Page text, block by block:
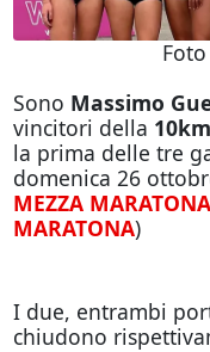
Sono Massimo
vincitori della 10km
la prima delle tre
domenica 26
MEZZA MARATONA
MARATONA)
I due, entrambi
chiudono